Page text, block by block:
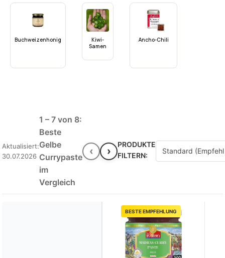
Buchweizenhonig
Kiwi-
Samen
Ancho-Chili
Aktualisiert:
30.07.2026
1 – 7 von 8:
Beste
Gelbe
Currypaste
im
Vergleich
‹ ›
PRODUKTE
FILTERN:
BESTE EMPFEHLUNG